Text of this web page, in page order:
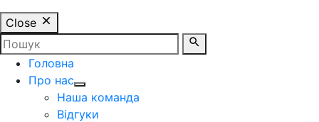
Close
Головна
Про нас
Наша команда
Відгуки